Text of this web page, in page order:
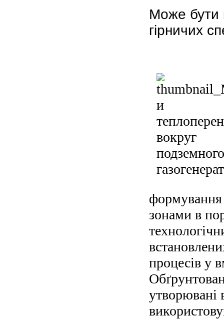
Може бути
гірничих
формування
зонами в
процесів у
утворювані